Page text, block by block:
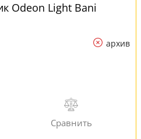
Odeon Light Bani
архив